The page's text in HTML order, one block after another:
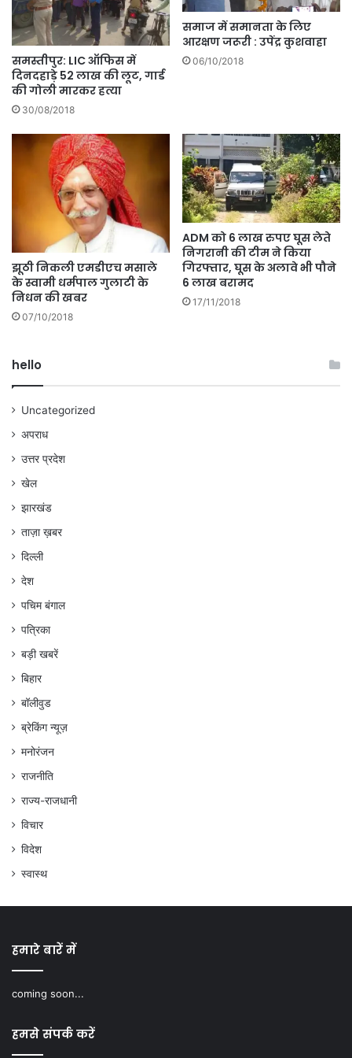
समस्तीपुर: LIC ऑफिस में
दिनदहाड़े 52 लाख की लूट, गार्ड
की गोली मारकर हत्या
30/08/2018
समाज में समानता के लिए
आरक्षण जरूरी : उपेंद्र कुशवाहा
06/10/2018
झूठी निकली एमडीएच मसाले
के स्वामी धर्मपाल गुलाटी के
निधन की खबर
07/10/2018
ADM को 6 लाख रुपए घूस लेते
निगरानी की टीम ने किया
गिरफ्तार, घूस के अलावे भी पौने
6 लाख बरामद
17/11/2018
hello
Uncategorized
अपराध
उत्तर प्रदेश
खेल
झारखंड
ताज़ा ख़बर
दिल्ली
देश
पचिम बंगाल
पत्रिका
बड़ी खबरें
बिहार
बॉलीवुड
ब्रेकिंग न्यूज़
मनोरंजन
राजनीति
राज्य-राजधानी
विचार
विदेश
स्वास्थ
हमारे बारें में
coming soon...
हमसे संपर्क करें